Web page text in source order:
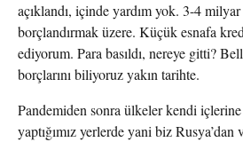
açıklandı, içinde yardım yok. 3-4
borçlandırmak üzere. Küçük esnafa
ediyorum. Para basıldı, nereye gitti?
borçlarını biliyoruz yakın tarihte.
Pandemiden sonra ülkeler kendi
yaptığımız yerlerde yani biz